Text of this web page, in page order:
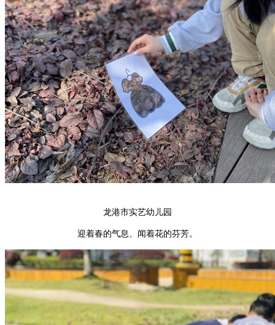
龙港市实艺幼儿园
迎着春的气息、闻着花的芬芳。